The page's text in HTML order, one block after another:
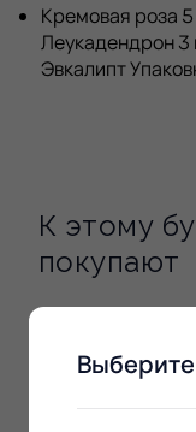
Кремовая роза
Леукадендрон 3
Эвкалипт
К этому
покупают